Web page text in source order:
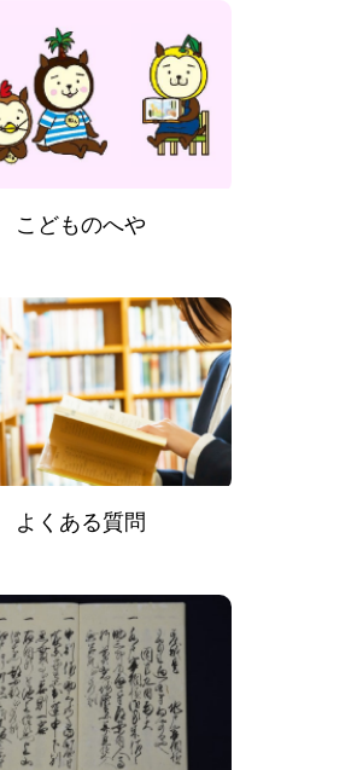
こどものへや
よくある質問